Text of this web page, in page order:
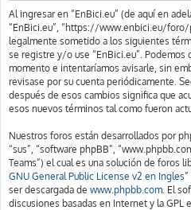
Al ingresar en “EnBici.eu” (de aquí en
“EnBici.eu”, “https://www.enbici.eu/foro/
legalmente sometido a los siguientes
se registre y/o use “EnBici.eu”.
momento e intentaríamos avisarle, sin
revisase por su cuenta periódicamente.
después de esos cambios significa que
esos nuevos términos tal como fueron
Nuestros foros están desarrollados por
“sus”, “software phpBB”,
Teams”) el cual es una solución de foros
GNU General Public License v2 en Ingles
ser descargada de www.phpbb.com. El
discusiones basadas en Internet y la GPL